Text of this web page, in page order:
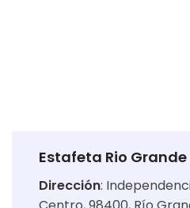
Estafeta Rio
Dirección: